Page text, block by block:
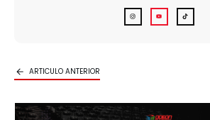
ARTICULO ANTERIOR